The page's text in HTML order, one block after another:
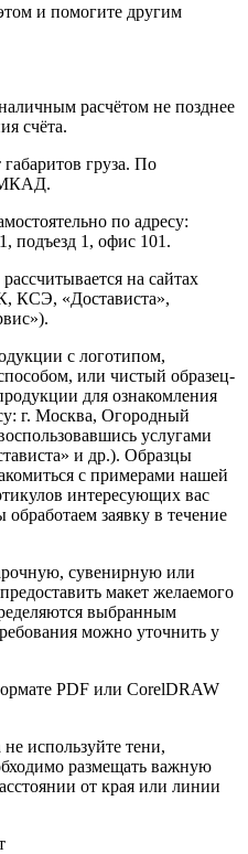
и помогите другим
расчётом не позднее
счёта.
груза. По
МКАД.
по адресу:
подъезд 1, офис 101.
на сайтах
КСЭ, «Достависта»,
с логотипом,
или чистый образец-
для ознакомления
г. Москва, Огородный
услугами
и др.). Образцы
с примерами нашей
интересующих вас
заявку в течение
сувенирную или
макет желаемого
выбранным
можно уточнить у
PDF или CorelDRAW
используйте тени,
размещать важную
от края или линии